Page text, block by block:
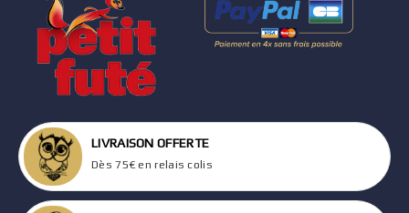
LIVRAISON OFFERTE
Dès 75€ en relais colis